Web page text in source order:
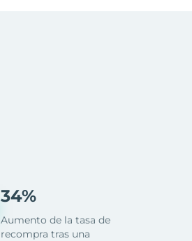
34%
Aumento de la tasa de
recompra tras una